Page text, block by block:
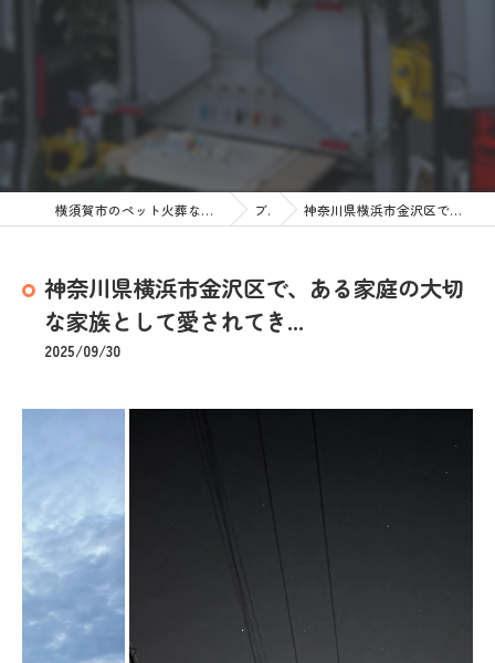
横須賀市のペット火葬なら訪問ペット火葬 ペットメモリアル神奈川 ブログ 神奈川県横浜市金沢区で、ある家庭の大切な家族として愛されてき...
神奈川県横浜市金沢区で、ある家庭の大切
な家族として愛されてき...
2025/09/30